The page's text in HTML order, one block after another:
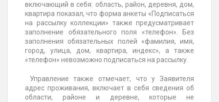
включающий в себя: область, район, деревня, дом,
квартира показал, что форма анкеты «Подписаться
на рассылку коллекции» также предусматривает
заполнение обязательного поля «телефон». Без
заполнения обязательных полей «фамилия, имя,
город, улица, дом, квартира, индекс», а также
«телефон» невозможно подписаться на рассылку.
Управление также отмечает, что у Заявителя
адрес проживания, включает в себя сведения об
области, районе и деревне, которые не